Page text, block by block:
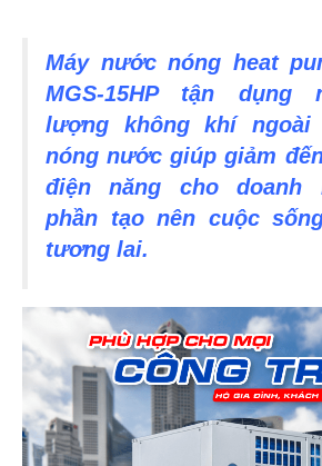
Máy nước nóng heat
MGS-15HP tận dụng
lượng không khí
nóng nước giúp giảm
điện năng cho doanh
phần tạo nên cuộc
tương lai.